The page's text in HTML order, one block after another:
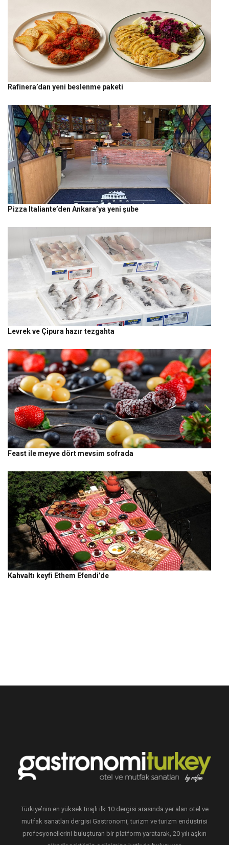
Rafinera’dan yeni beslenme paketi
Pizza Italiante’den Ankara’ya yeni şube
Levrek ve Çipura hazır tezgahta
Feast ile meyve dört mevsim sofrada
Kahvaltı keyfi Ethem Efendi’de
Türkiye’nin en yüksek tirajlı ilk 10 dergisi arasında yer alan otel ve
mutfak sanatları dergisi Gastronomi, turizm ve turizm endüstrisi
profesyonellerini buluşturan bir platform yaratarak, 20 yılı aşkın